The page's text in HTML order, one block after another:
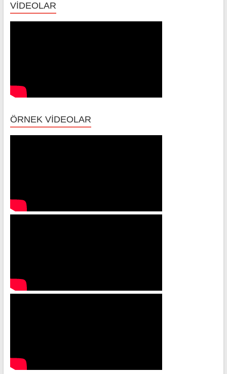
VİDEOLAR
ÖRNEK VİDEOLAR